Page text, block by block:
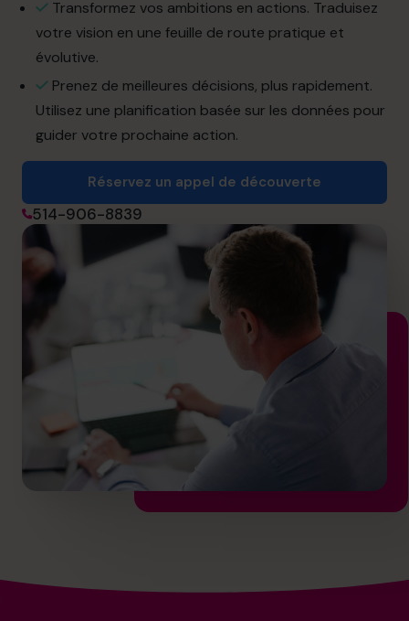
514-906-8839
info.ca@cfocentre.com
Transformez vos ambitions en actions. Traduisez
votre vision en une feuille de route pratique et
évolutive.
Prenez de meilleures décisions, plus rapidement.
Utilisez une planification basée sur les données pour
guider votre prochaine action.
Réservez un appel de découverte
514-906-8839